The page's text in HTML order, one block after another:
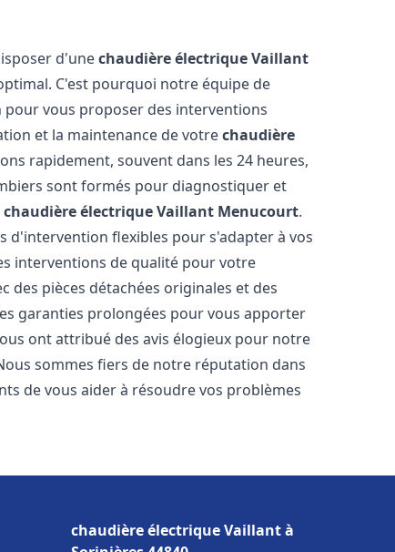
d'unechaudière électrique Vaillant
C'est pourquoi notre équipe de
vous proposer des interventions
et la maintenance de votrechaudière
rapidement, souvent dans les 24 heures,
sont formés pour diagnostiquer et
chaudière électrique Vaillant Menucourt.
d'intervention flexibles pour s'adapter à vos
interventions de qualité pour votre
des pièces détachées originales et des
garanties prolongées pour vous apporter
ont attribué des avis élogieux pour notre
sommes fiers de notre réputation dans
de vous aider à résoudre vos problèmes
chaudière électrique Vaillant à